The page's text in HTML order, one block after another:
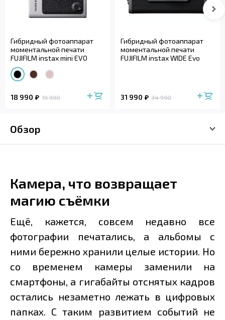
Гибридный фотоаппарат
моментальной печати
FUJIFILM instax mini EVO
18 990 19 990
Гибридный фотоаппарат
моментальной печати
FUJIFILM instax WIDE Evo
31 990 34 990
Обзор
Камера, что возвращает
магию съёмки
Ещё, кажется, совсем недавно все
фотографии печатались, а альбомы с
ними бережно хранили целые истории. Но
со временем камеры заменили на
смартфоны, а гигабайты отснятых кадров
остались незаметно лежать в цифровых
папках. С таким развитием событий не